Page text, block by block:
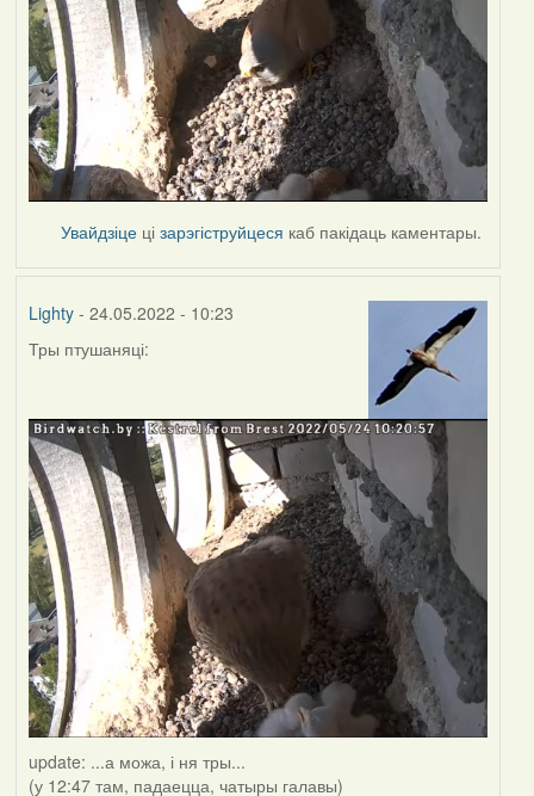
Увайдзіце цізарэгіструйцеся каб пакідаць каментары.
Lighty- 24.05.2022 - 10:23
Тры птушаняці:
update: ...а можа, і ня тры...
(у 12:47 там, падаецца, чатыры галавы)